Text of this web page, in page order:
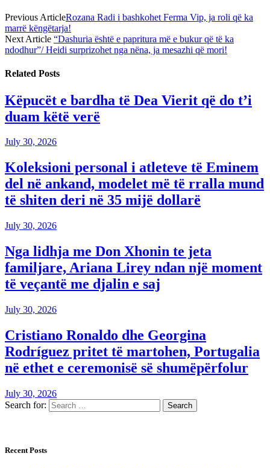
Previous ArticleRozana Radi i bashkohet Ferma Vip, ja roli që ka
marrë këngëtarja!
Next Article “Dashuria është e papritura më e bukur që të ka
ndodhur”/ Heidi surprizohet nga nëna, ja mesazhi që mori!
Related Posts
Këpucët e bardha të Dea Vierit që do t’i
duam këtë verë
July 30, 2026
Koleksioni personal i atleteve të Eminem
del në ankand, modelet më të rralla mund
të shiten deri në 35 mijë dollarë
July 30, 2026
Nga lidhja me Don Xhonin te jeta
familjare, Ariana Lirey ndan një moment
të veçantë me djalin e saj
July 30, 2026
Cristiano Ronaldo dhe Georgina
Rodríguez pritet të martohen, Portugalia
në ethet e ceremonisë së shumëpërfolur
July 30, 2026
Search for:
Recent Posts